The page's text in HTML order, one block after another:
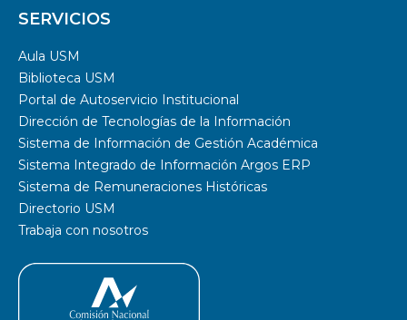
SERVICIOS
Aula USM
Biblioteca USM
Portal de Autoservicio Institucional
Dirección de Tecnologías de la Información
Sistema de Información de Gestión Académica
Sistema Integrado de Información Argos ERP
Sistema de Remuneraciones Históricas
Directorio USM
Trabaja con nosotros